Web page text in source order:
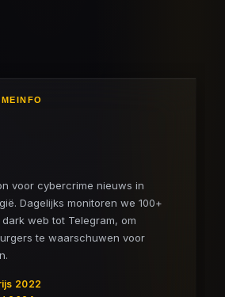
voor cybercrime nieuws in
Dagelijks monitoren we 100+
web tot Telegram, om
te waarschuwen voor
2022